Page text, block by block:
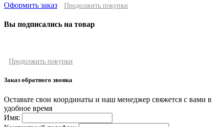
Оформить заказ Продолжить покупки
Вы подписались на товар
Продолжить покупки
Заказ обратного звонка
Оставьте свои координаты и наш менеджер свяжется с вами в
удобное время
Имя: